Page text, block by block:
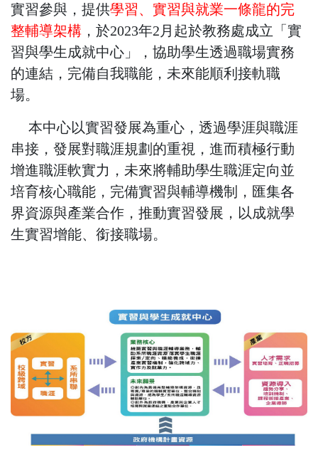
實習參與，提供學習、實習與就業一條龍的完
整輔導架構 ，於2023年2月起於教務處成立「實
習與學生成就中心」，協助學生透過職場實務
的連結，完備自我職能，未來能順利接軌職
場。
本中心以實習發展為重心，透過學涯與職涯
串接，發展對職涯規劃的重視，進而積極行動
增進職涯軟實力，未來將輔助學生職涯定向並
培育核心職能，完備實習與輔導機制，匯集各
界資源與產業合作，推動實習發展，以成就學
生實習增能、銜接職場。